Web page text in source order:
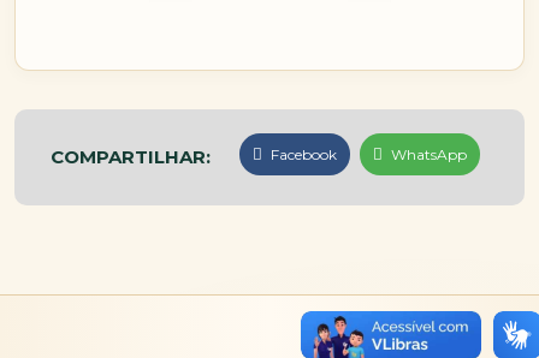
COMPARTILHAR: Facebook WhatsApp